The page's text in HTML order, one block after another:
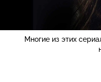
Многие из этих